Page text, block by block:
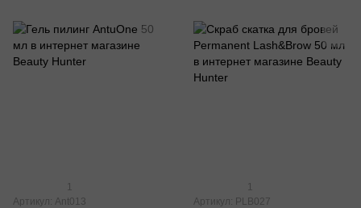
1
Артикул: Ant013
1
Артикул: PLB027